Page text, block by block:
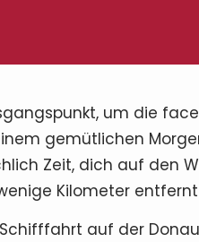
um die
gemütlichen
Zeit, dich auf den
Kilometer
auf der